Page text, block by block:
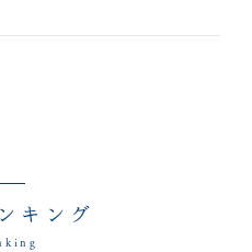
キング